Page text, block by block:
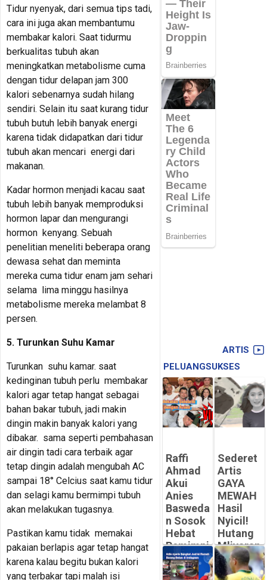
Tidur nyenyak, dari semua tips tadi,
cara ini juga akan membantumu
membakar kalori. Saat tidurmu
berkualitas tubuh akan
meningkatkan metabolisme cuma
dengan tidur delapan jam 300
kalori sebenarnya sudah hilang
sendiri. Selain itu saat kurang tidur
tubuh butuh lebih banyak energi
karena tidak didapatkan dari tidur
tubuh akan mencari energi dari
makanan.
Kadar hormon menjadi kacau saat
tubuh lebih banyak memproduksi
hormon lapar dan mengurangi
hormon kenyang. Sebuah
penelitian meneliti beberapa orang
dewasa sehat dan meminta
mereka cuma tidur enam jam sehari
selama lima minggu hasilnya
metabolisme mereka melambat 8
persen.
5. Turunkan Suhu Kamar
Turunkan suhu kamar. saat
kedinginan tubuh perlu membakar
kalori agar tetap hangat sebagai
bahan bakar tubuh, jadi makin
dingin makin banyak kalori yang
dibakar. sama seperti pembahasan
air dingin tadi cara terbaik agar
tetap dingin adalah mengubah AC
sampai 18° Celcius saat kamu tidur
dan selagi kamu bermimpi tubuh
akan melakukan tugasnya.
Pastikan kamu tidak memakai
pakaian berlapis agar tetap hangat
karena kalau begitu bukan kalori
yang terbakar tapi malah isi
ARTIS
PELUANGSUKSES
Raffi
Ahmad
Akui
Anies
Basweda
n Sosok
Hebat
Pemimpi
n
Bersahaj
Sederet
Artis
GAYA
MEWAH
Hasil
Nyicil!
Hutang
Mliyaran
Bikin
MIRIS